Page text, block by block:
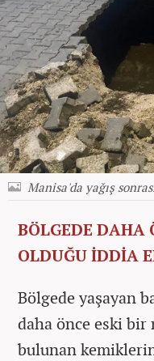
Manisa'da yağış
BÖLGEDE DAHA
OLDUĞU İDDİA
Bölgede yaşayan
daha önce eski bir
bulunan